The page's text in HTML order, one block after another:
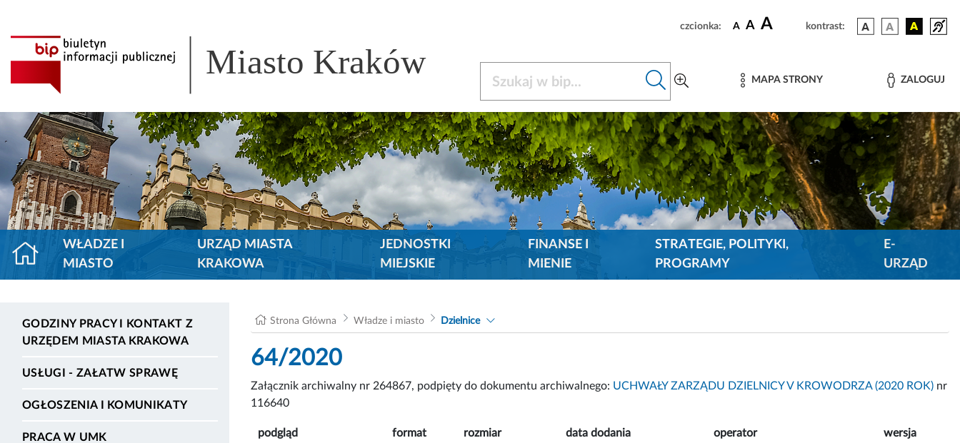
czcionka: A A A kontrast:
Miasto Kraków MAPA STRONY ZALOGUJ
WŁADZE I
MIASTO
URZĄD MIASTA
KRAKOWA
JEDNOSTKI
MIEJSKIE
FINANSE I
MIENIE
STRATEGIE, POLITYKI,
PROGRAMY
E-
URZĄD
GODZINY PRACY I KONTAKT Z
URZĘDEM MIASTA KRAKOWA
USŁUGI - ZAŁATW SPRAWĘ
OGŁOSZENIA I KOMUNIKATY
PRACA W UMK
Strona Główna Władze i miasto Dzielnice
64/2020
Załącznik archiwalny nr 264867, podpięty do dokumentu archiwalnego: UCHWAŁY ZARZĄDU DZIELNICY V KROWODRZA (2020 ROK) nr
116640
podgląd format rozmiar data dodania operator wersja